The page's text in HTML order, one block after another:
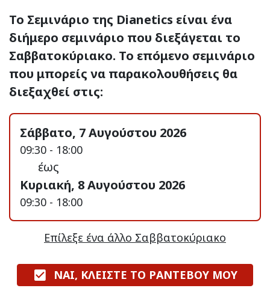
Το Σεμινάριο της Dianetics είναι ένα
διήμερο σεμινάριο που διεξάγεται το
Σαββατοκύριακο. Το επόμενο σεμινάριο
που μπορείς να παρακολουθήσεις θα
διεξαχθεί στις:
Σάββατο, 7 Αυγούστου 2026
09:30 - 18:00
έως
Κυριακή, 8 Αυγούστου 2026
09:30 - 18:00
Επίλεξε ένα άλλο Σαββατοκύριακο
ΝΑΙ, ΚΛΕΙΣΤΕ ΤΟ ΡΑΝΤΕΒΟΥ ΜΟΥ